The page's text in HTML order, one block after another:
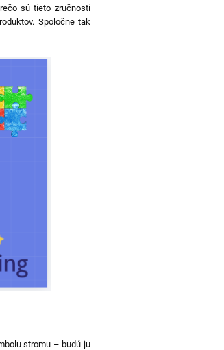
sú tieto zručnosti
Spoločne tak
stromu – budú ju